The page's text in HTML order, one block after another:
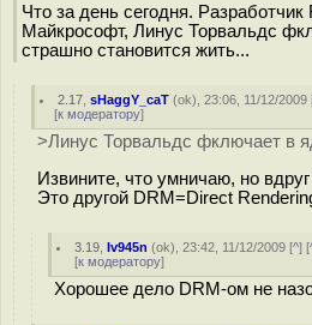
Что за день сегодня. Разработчик
Майкрософт, Линус Торвальдс
страшно становится жить...
2.17 ,sHaggY_caT (ok), 23:06, 11/12/2009
[к модератору]
>Линус Торвальдс фключает в
Извините, что умничаю, но
Это другой DRM=Direct
3.19 ,Iv945n (ok), 23:42, 11/12/2009 [^] [
[к модератору]
Хорошее дело DRM-ом не